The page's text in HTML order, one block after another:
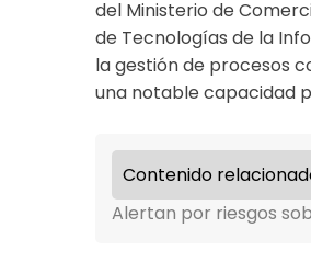
del Ministerio de
de Tecnologías de la
la gestión de procesos
una notable capacidad
Contenido
Alertan por riesgos